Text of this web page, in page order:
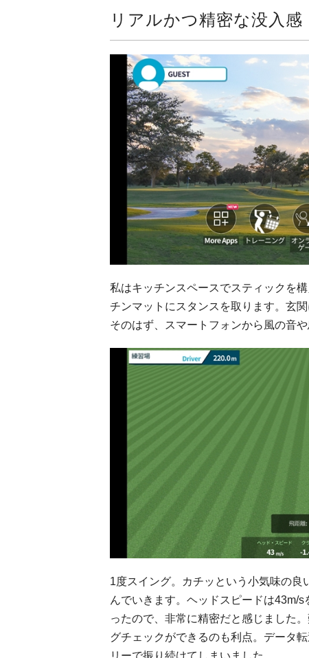
リアルかつ精密な没入感
私はキッチンスペースでスティックを
チンマットにスタンスを取ります。玄
そのはず、スマートフォンから風の音
1度スイング。カチッという小気味の
んでいきます。ヘッドスピードは43m/
ったので、非常に精密だと感じました
グチェックができるのも利点。データ